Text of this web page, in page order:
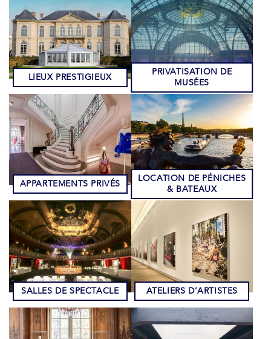
LIEUX PRESTIGIEUX
PRIVATISATION DE
MUSÉES
APPARTEMENTS PRIVÉS
LOCATION DE PÉNICHES
& BATEAUX
SALLES DE SPECTACLE ATELIERS D’ARTISTES